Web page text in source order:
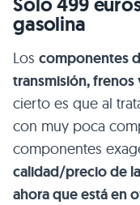
gasolina
Los componentes
transmisión, frenos
cierto es que al
con muy poca
componentes
calidad/precio de
ahora que está en